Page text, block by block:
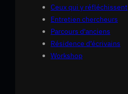
Ceux qui y réfléchissent
Entretien chercheurs
Parcours d'anciens
Résidence d’écrivains
Workshop